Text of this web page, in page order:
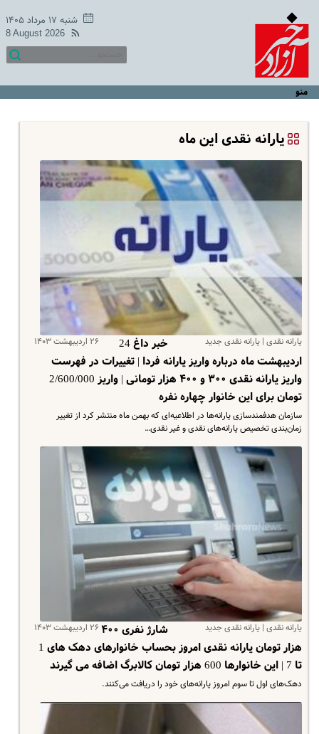
شنبه ۱۷ مرداد ۱۴۰۵
8 August 2026
منو
یارانه نقدی این ماه
یارانه نقدی | یارانه نقدی جدید ۲۶ اردیبهشت ۱۴۰۳
خبر داغ 24
اردیبهشت ماه درباره واریز یارانه فردا | تغییرات در فهرست
واریز یارانه نقدی ۳۰۰ و ۴۰۰ هزار تومانی | واریز 2/600/000
تومان برای این خانوار چهاره نفره
سازمان هدفمندسازی یارانه‌ها در اطلاعیه‌ای که بهمن ماه منتشر کرد از تغییر
زمان‌بندی تخصیص یارانه‌های نقدی و غیر نقدی…
یارانه نقدی | یارانه نقدی جدید ۲۶ اردیبهشت ۱۴۰۳ شارژ نفری ۴۰۰
هزار تومان یارانه نقدی امروز بحساب خانوارهای دهک های 1
تا 7 | این خانوارها 600 هزار تومان کالابرگ اضافه می گیرند
دهک‌های اول تا سوم امروز یارانه‌های خود را دریافت می‌کنند.